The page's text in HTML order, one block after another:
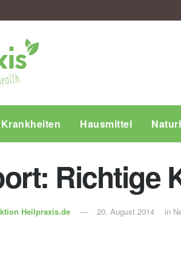
Krankheiten Hausmittel
Richtige
Heilpraxis.de 20. August 2014 in